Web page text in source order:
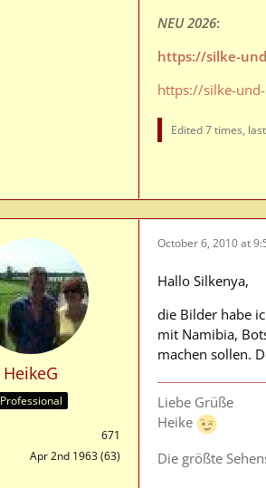
NEU 2026:
https://silke-
https://silke-
Edited 7 times,
HeikeG
Professional
671
Apr 2nd 1963 (63)
October 6, 2010 at
Hallo Silkenya,
die Bilder habe
mit Namibia,
machen sollen.
Liebe Grüße
Heike
Die größte